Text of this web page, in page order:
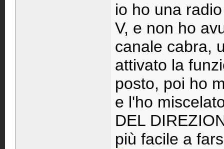
io ho una
V, e non ho
canale cabra,
attivato la
posto, poi ho
e l'ho
DEL
più facile a